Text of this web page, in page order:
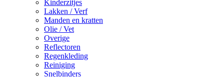
Kinderzitjes
Lakken / Verf
Manden en kratten
Olie / Vet
Overige
Reflectoren
Regenkleding
Reiniging
Snelbinders